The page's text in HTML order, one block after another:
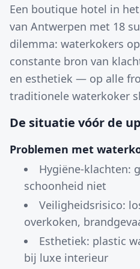
Een boutique hotel in
van Antwerpen met 18
dilemma: waterkokers
constante bron van
en esthetiek — op alle
traditionele waterkoker
De situatie vóór de
Problemen met
Hygiëne-klachten:
schoonheid niet
Veiligheidsrisico:
overkoken,
Esthetiek: plastic
bij luxe interieur